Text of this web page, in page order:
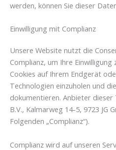
werden, können Sie dieser
Einwilligung mit Complianz
Unsere Website nutzt die
Complianz, um Ihre
Cookies auf Ihrem Endgerät
Technologien einzuholen und
dokumentieren. Anbieter
B.V., Kalmarweg 14-5, 9723 JG
Folgenden „Complianz“).
Complianz wird auf unseren